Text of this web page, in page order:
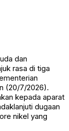
dan
rasa di tiga
(20/7/2026).
kepada aparat
dugaan
nikel yang